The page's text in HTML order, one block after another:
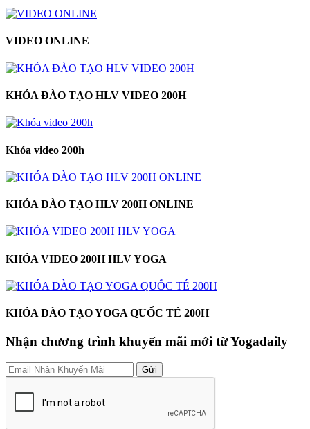
VIDEO ONLINE
KHÓA ĐÀO TẠO HLV VIDEO 200H
Khóa video 200h
KHÓA ĐÀO TẠO HLV 200H ONLINE
KHÓA VIDEO 200H HLV YOGA
KHÓA ĐÀO TẠO YOGA QUỐC TÉ 200H
Nhận chương trình khuyến mãi mới từ Yogadaily
Gửi